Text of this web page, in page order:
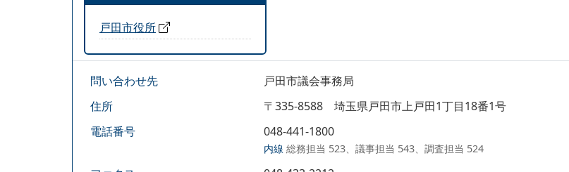
戸田市役所
問い合わせ先
戸田市議会事務局
住所
〒335-8588 埼玉県戸田市上戸田1丁目18番1号
電話番号
048-441-1800
内線 総務担当 523、議事担当 543、調査担当 524